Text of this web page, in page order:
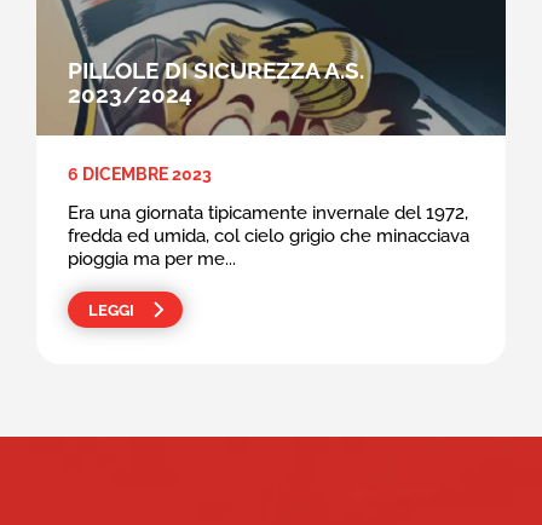
PILLOLE DI SICUREZZA A.S.
2023/2024
6 DICEMBRE 2023
Era una giornata tipicamente invernale del 1972,
fredda ed umida, col cielo grigio che minacciava
pioggia ma per me...
LEGGI